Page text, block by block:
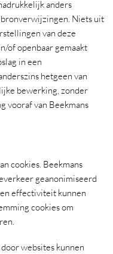
anders
Niets uit
van deze
of openbaar gemaakt
in een
hetgeen van
bewerking, zonder
vooraf van Beekmans
cookies. Beekmans
geanonimiseerd
effectiviteit kunnen
cookies om
websites kunnen